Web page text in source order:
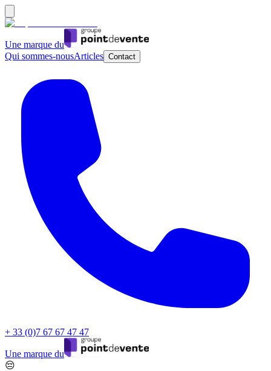
Une marque du
Qui sommes-nousArticles Contact
+ 33 (0)7 67 67 47 47
Une marque du
😔